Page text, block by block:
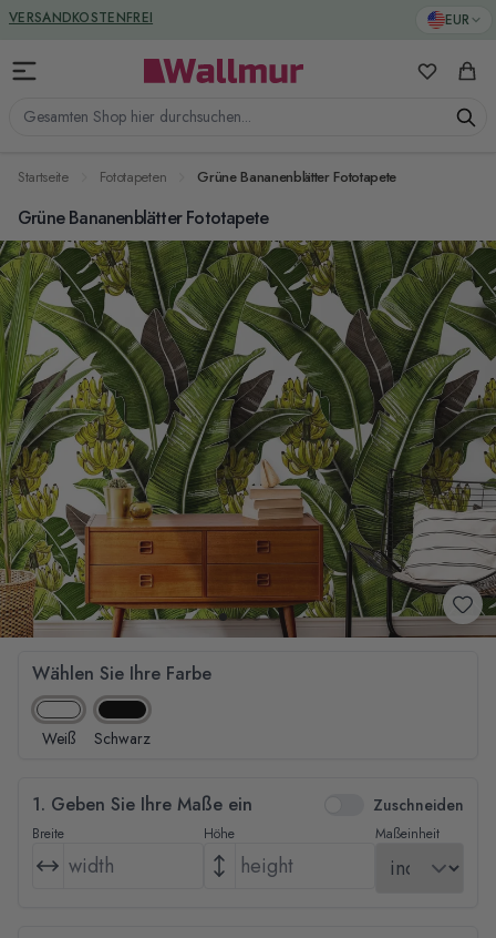
Zum Inhalt springen EUR
Gesamten Shop hier durchsuchen...
Meine
VERSANDKOSTENFREI
GREENGUARD ZERTIFIZIERT
Startseite Fototapeten Grüne Bananenblätter Fototapete
Grüne Bananenblätter Fototapete
Wählen Sie Ihre Farbe
Weiß Schwarz
1. Geben Sie Ihre Maße ein Zuschneiden
Breite Höhe Maßeinheit